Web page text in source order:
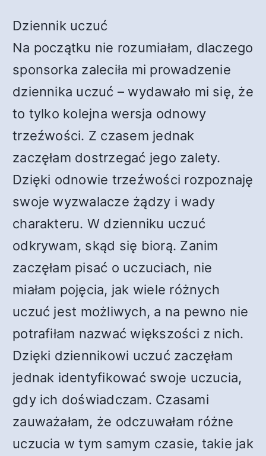
Dziennik uczuć
Na początku nie rozumiałam, dlaczego
sponsorka zaleciła mi prowadzenie
dziennika uczuć – wydawało mi się, że
to tylko kolejna wersja odnowy
trzeźwości. Z czasem jednak
zaczęłam dostrzegać jego zalety.
Dzięki odnowie trzeźwości rozpoznaję
swoje wyzwalacze żądzy i wady
charakteru. W dzienniku uczuć
odkrywam, skąd się biorą. Zanim
zaczęłam pisać o uczuciach, nie
miałam pojęcia, jak wiele różnych
uczuć jest możliwych, a na pewno nie
potrafiłam nazwać większości z nich.
Dzięki dziennikowi uczuć zaczęłam
jednak identyfikować swoje uczucia,
gdy ich doświadczam. Czasami
zauważałam, że odczuwałam różne
uczucia w tym samym czasie, takie jak